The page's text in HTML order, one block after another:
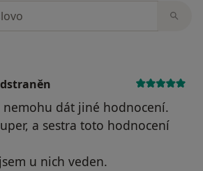
nemohu dát jiné hodnocení.
a sestra toto hodnocení
u nich veden.